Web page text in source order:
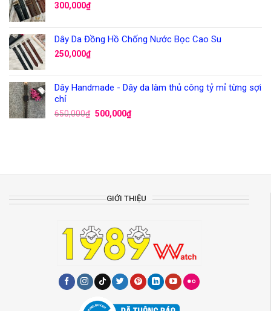
300,000₫
Dây Da Đồng Hồ Chống Nước Bọc Cao Su
250,000₫
Dây Handmade - Dây da làm thủ công tỷ mỉ từng sợi
chỉ
650,000₫ 500,000₫
GIỚI THIỆU